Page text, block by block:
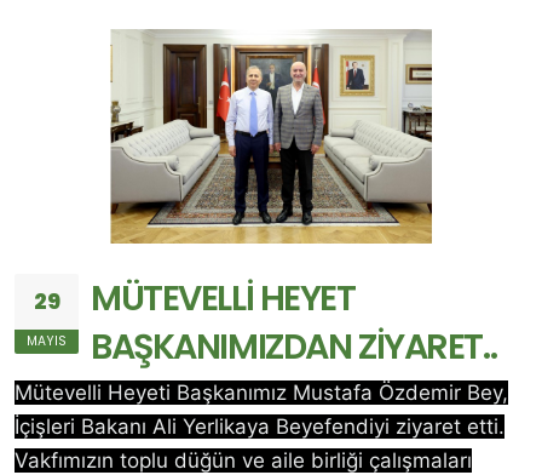
29
MAYIS
MÜTEVELLİ HEYET
BAŞKANIMIZDAN ZİYARET..
Mütevelli Heyeti Başkanımız Mustafa Özdemir Bey,
İçişleri Bakanı Ali Yerlikaya Beyefendiyi ziyaret etti.
Vakfımızın toplu düğün ve aile birliği çalışmaları